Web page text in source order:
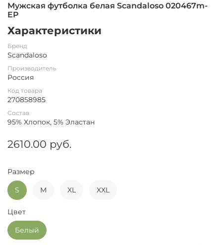
Мужская футболка белая Scandaloso 020467m-
EP
Характеристики
Бренд
Scandaloso
Производитель
Россия
Код товара
270858985
Состав
95% Хлопок, 5% Эластан
2610.00 руб.
Размер
S M XL XXL
Цвет
Белый